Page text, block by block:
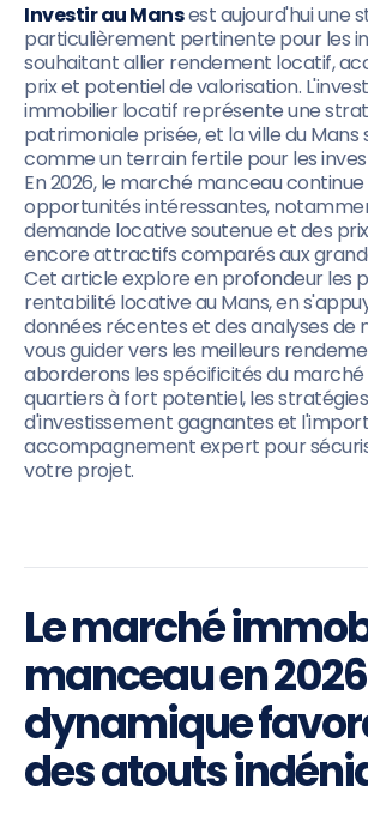
Investir au Mansest aujourd'hui une
particulièrement pertinente pour les
souhaitant allier rendement locatif,
prix et potentiel de valorisation.
immobilier locatif représente une
patrimoniale prisée, et la ville du Mans
comme un terrain fertile pour les
En 2026, le marché manceau
opportunités intéressantes,
demande locative soutenue et des
encore attractifs comparés aux
Cet article explore en profondeur les
rentabilité locative au Mans, en
données récentes et des analyses de
vous guider vers les meilleurs
aborderons les spécificités du marché
quartiers à fort potentiel, les stratégies
d'investissement gagnantes et
accompagnement expert pour
votre projet.
Le marché
manceau en 2026
dynamique
des atouts